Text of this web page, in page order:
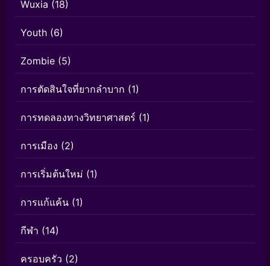
Wuxia (18)
Youth (6)
Zombie (5)
การตัดสินใจที่ยากลำบาก (1)
การทดลองทางวิทยาศาสตร์ (1)
การเมือง (2)
การเริ่มต้นใหม่ (1)
การแก้แค้น (1)
กีฬา (14)
ครอบครัว (2)